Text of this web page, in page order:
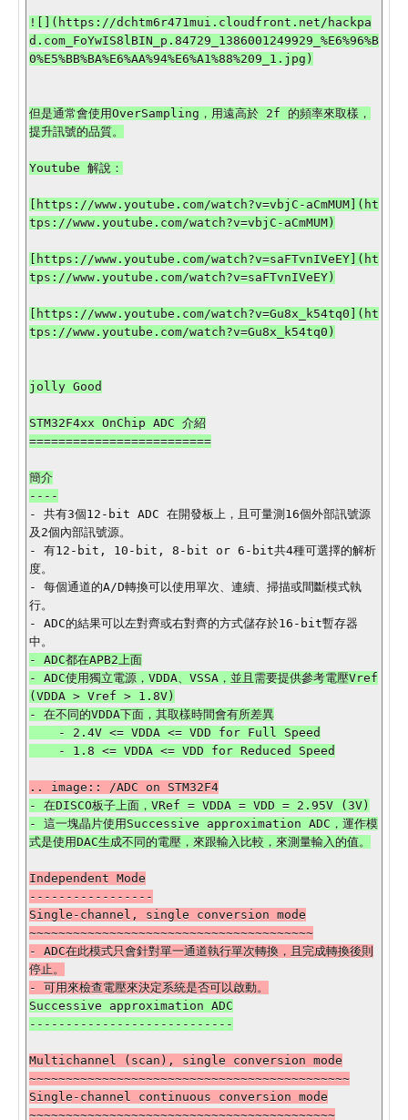
![](https://dchtm6r471mui.cloudfront.net/hackpa
d.com_FoYwIS8lBIN_p.84729_1386001249929_%E6%96%B
0%E5%BB%BA%E6%AA%94%E6%A1%88%209_1.jpg)
但是通常會使用OverSampling，用遠高於 2f 的頻率來取樣，
提升訊號的品質。
Youtube 解說：
[https://www.youtube.com/watch?v=vbjC-aCmMUM](ht
tps://www.youtube.com/watch?v=vbjC-aCmMUM)
[https://www.youtube.com/watch?v=saFTvnIVeEY](ht
tps://www.youtube.com/watch?v=saFTvnIVeEY)
[https://www.youtube.com/watch?v=Gu8x_k54tq0](ht
tps://www.youtube.com/watch?v=Gu8x_k54tq0)
jolly Good
STM32F4xx OnChip ADC 介紹
=========================
簡介
- 共有3個12-bit ADC 在開發板上，且可量測16個外部訊號源
及2個內部訊號源。
- 有12-bit, 10-bit, 8-bit or 6-bit共4種可選擇的解析
度。
- 每個通道的A/D轉換可以使用單次、連續、掃描或間斷模式執
行。
- ADC的結果可以左對齊或右對齊的方式儲存於16-bit暫存器
- ADC都在APB2上面
- ADC使用獨立電源，VDDA、VSSA，並且需要提供參考電壓Vref
(VDDA > Vref > 1.8V)
- 在不同的VDDA下面，其取樣時間會有所差異
- 在DISCO板子上面，VRef = VDDA = VDD = 2.95V (3V)
- 這一塊晶片使用Successive approximation ADC，運作模
Independent Mode
-----------------
Single-channel, single conversion mode
~~~~~~~~~~~~~~~~~~~~~~~~~~~~~~~~~~~~~~~
- ADC在此模式只會針對單一通道執行單次轉換，且完成轉換後則
停止。
Successive approximation ADC
Multichannel (scan), single conversion mode
~~~~~~~~~~~~~~~~~~~~~~~~~~~~~~~~~~~~~~~~~~~~
Single-channel continuous conversion mode
~~~~~~~~~~~~~~~~~~~~~~~~~~~~~~~~~~~~~~~~~~